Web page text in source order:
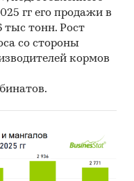
Валютного
Fund).
(World Bank).
Organization).
Development).
Centre.
гг его продажи в
тыс тонн. Рост
со стороны
кормов